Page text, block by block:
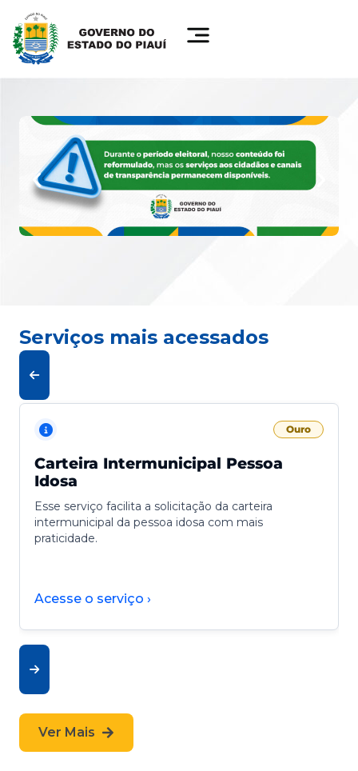
Serviços mais acessados
Ouro
Carteira Intermunicipal Pessoa
Idosa
Esse serviço facilita a solicitação da carteira
intermunicipal da pessoa idosa com mais
praticidade.
Acesse o serviço ›
Ver Mais